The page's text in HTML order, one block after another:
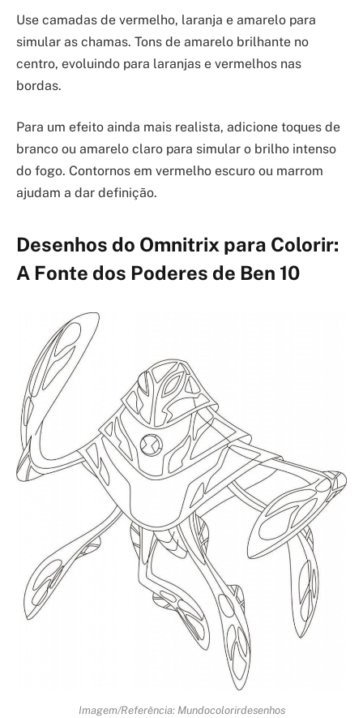
Use camadas de vermelho, laranja e amarelo para
simular as chamas. Tons de amarelo brilhante no
centro, evoluindo para laranjas e vermelhos nas
bordas.
Para um efeito ainda mais realista, adicione toques de
branco ou amarelo claro para simular o brilho intenso
do fogo. Contornos em vermelho escuro ou marrom
ajudam a dar definição.
Desenhos do Omnitrix para Colorir:
A Fonte dos Poderes de Ben 10
Imagem/Referência: Mundocolorirdesenhos